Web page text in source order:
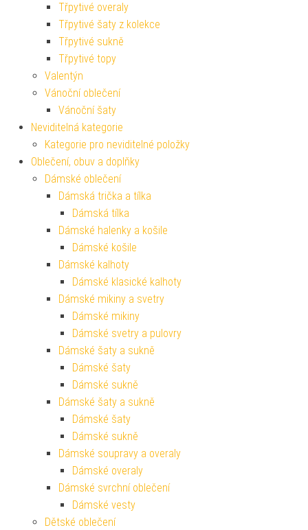
Třpytivé overaly
Třpytivé šaty z kolekce
Třpytivé sukně
Třpytivé topy
Valentýn
Vánoční oblečení
Vánoční šaty
Neviditelná kategorie
Kategorie pro neviditelné položky
Oblečení, obuv a doplňky
Dámské oblečení
Dámská trička a tílka
Dámská tílka
Dámské halenky a košile
Dámské košile
Dámské kalhoty
Dámské klasické kalhoty
Dámské mikiny a svetry
Dámské mikiny
Dámské svetry a pulovry
Dámské šaty a sukně
Dámské šaty
Dámské sukně
Dámské šaty a sukně
Dámské šaty
Dámské sukně
Dámské soupravy a overaly
Dámské overaly
Dámské svrchní oblečení
Dámské vesty
Dětské oblečení